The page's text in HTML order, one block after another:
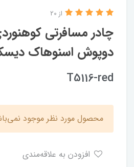
چادر مسافرتی
دوپوش اسنوهاک
از 20
T5116-red
محصول مورد نظر موجود